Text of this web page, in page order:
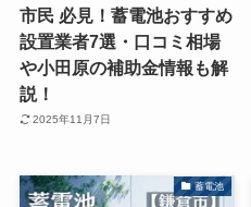
市民 必見！蓄電池おすすめ
設置業者7選・口コミ相場
や小田原の補助金情報も解
説！
2025年11月7日
蓄電池